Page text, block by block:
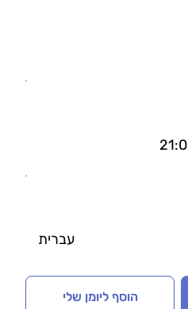
עברית
הוסף ליומן שלי